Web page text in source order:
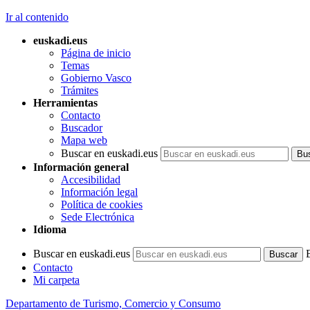
Ir al contenido
euskadi.eus
Página de inicio
Temas
Gobierno Vasco
Trámites
Herramientas
Contacto
Buscador
Mapa web
Buscar en euskadi.eus
Información general
Accesibilidad
Información legal
Política de cookies
Sede Electrónica
Idioma
Buscar en euskadi.eus
Contacto
Mi carpeta
Departamento de Turismo, Comercio y Consumo